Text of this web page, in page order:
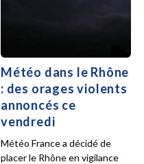
Météo dans le Rhône
: des orages violents
annoncés ce
vendredi
Météo France a décidé de
placer le Rhône en vigilance